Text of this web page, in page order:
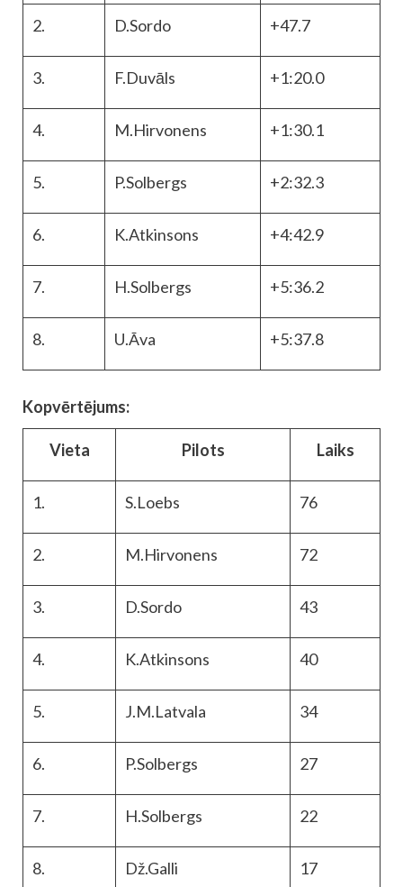
2. D.Sordo +47.7
3. F.Duvāls +1:20.0
4. M.Hirvonens +1:30.1
5. P.Solbergs +2:32.3
6. K.Atkinsons +4:42.9
7. H.Solbergs +5:36.2
8. U.Āva +5:37.8
Kopvērtējums:
Vieta Pilots Laiks
1. S.Loebs 76
2. M.Hirvonens 72
3. D.Sordo 43
4. K.Atkinsons 40
5. J.M.Latvala 34
6. P.Solbergs 27
7. H.Solbergs 22
8. Dž.Galli 17